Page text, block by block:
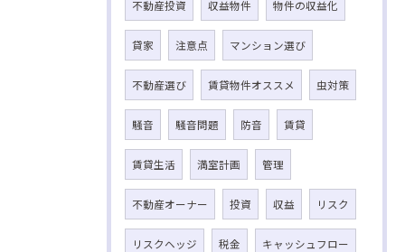
不動産投資 収益物件 物件の収益化
貸家 注意点 マンション選び
不動産選び 賃貸物件オススメ 虫対策
騒音 騒音問題 防音 賃貸
賃貸生活 満室計画 管理
不動産オーナー 投資 収益 リスク
リスクヘッジ 税金 キャッシュフロー